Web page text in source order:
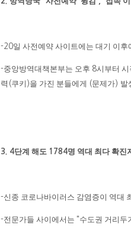
-20일 사전예약 사이트에는 대기 이
-중앙방역대책본부는 오후 8시부터
력 (쿠키 )을 가진 분들에게 (문제가) 발
3. 4단계 해도 1784명 역대 최다 확진
-신종 코로나바이러스 감염증이 역대
-전문가들 사이에서는 "수도권 거리두